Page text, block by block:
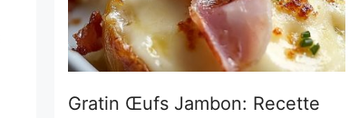
Gratin Œufs Jambon: Recette